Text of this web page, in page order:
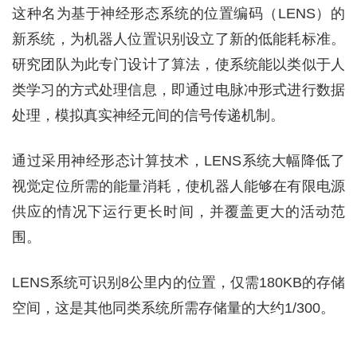
这种名为基于神经形态系统的位置编码（LENS）的
新系统，为机器人位置识别设立了新的低能耗标准。
研究团队为此专门设计了算法，使系统能以类似于人
类学习的方式处理信息，即通过电脉冲形式进行数据
处理，模拟真实神经元间的信号传递机制。
通过采用神经形态计算技术，LENS系统大幅降低了
视觉定位所需的能量消耗，使机器人能够在有限电源
供应的情况下运行更长时间，并覆盖更大的活动范
围。
LENS系统可识别8公里内的位置，仅需180KB的存储
空间，这是其他同类系统所需存储量的大约1/300。